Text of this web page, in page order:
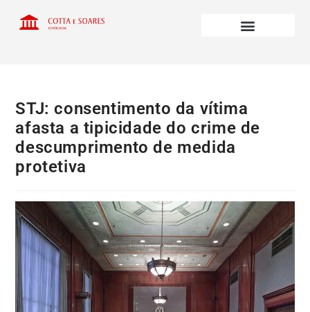
STJ: consentimento da vítima
afasta a tipicidade do crime de
descumprimento de medida
protetiva